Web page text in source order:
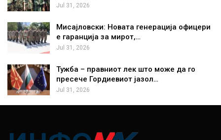
Jul 31, 2026
Мисајловски: Новата генерација офицери
е гаранција за мирот,…
Jul 31, 2026
Тужба – правниот лек што може да го
пресече Гордиевиот јазол…
Jul 31, 2026